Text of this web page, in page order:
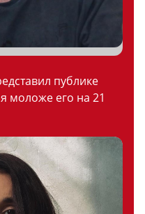
публике
моложе его на 21